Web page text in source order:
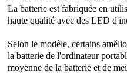
La batterie est fabriquée en
haute qualité avec des LED
Selon le modèle, certains
la batterie de l'ordinateur
moyenne de la batterie et de